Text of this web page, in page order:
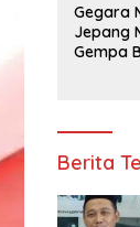
Gegara
Jepang
Gempa
Berita